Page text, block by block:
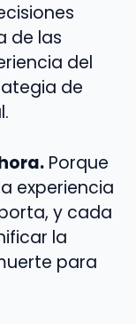
de las
del
de
Porque
experiencia
y cada
la
para